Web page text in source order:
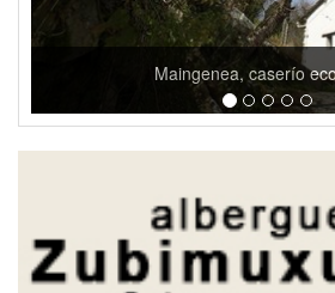
Maingenea, caserío ecológico